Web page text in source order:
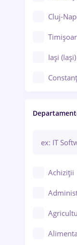
Cluj-
Iași (Iași)
Brașov
Bacău
Galați
Ploiești
Achiziții